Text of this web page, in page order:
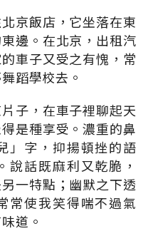
京飯店，它坐落在東
邊。在北京，出租汽
車子又受之有愧，常
蹈學校去。
子，在車子裡聊起天
是種享受。濃重的鼻
」字，抑揚頓挫的語
說話既麻利又乾脆，
一特點；幽默之下透
常使我笑得喘不過氣
道。